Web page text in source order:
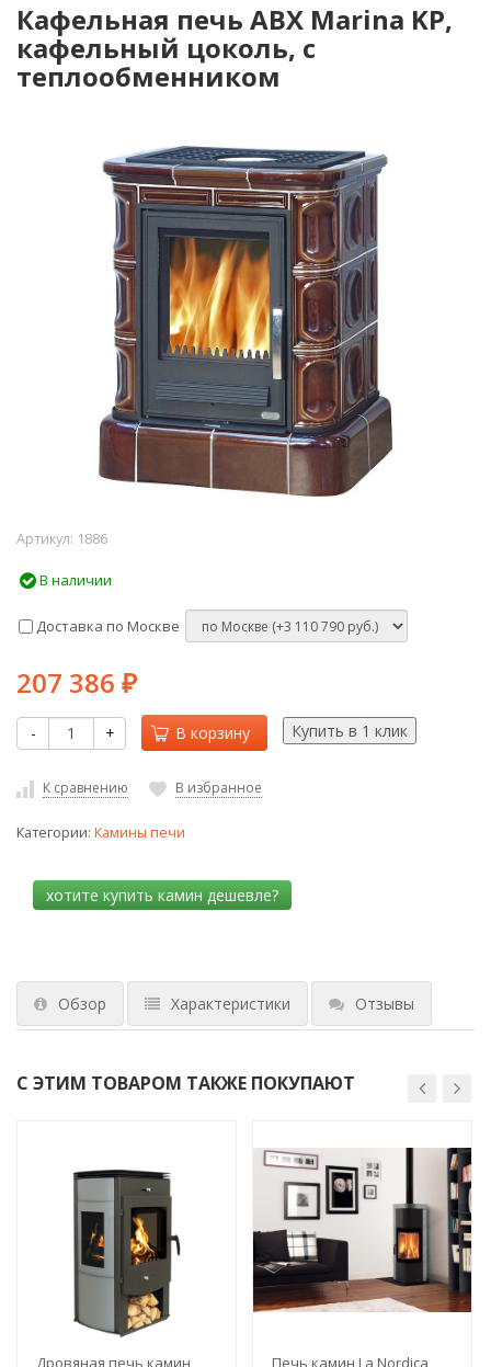
Кафельная печь ABX Marina KP,
кафельный цоколь, с
теплообменником
Артикул: 1886
В наличии
Доставка по Москве
207 386 ₽
- + В корзину
К сравнению В избранное
Категории: Камины печи
Обзор Характеристики Отзывы
С ЭТИМ ТОВАРОМ ТАКЖЕ ПОКУПАЮТ
Дровяная печь камин Печь камин La Nordica